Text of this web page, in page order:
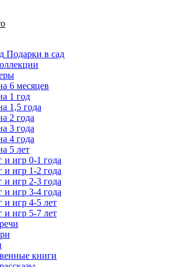
Подарки в сад
6 месяцев
1 год
1,5 года
2 года
3 года
4 года
5 лет
игр 0-1 года
игр 1-2 года
игр 2-3 года
игр 3-4 года
игр 4-5 лет
игр 5-7 лет
книги